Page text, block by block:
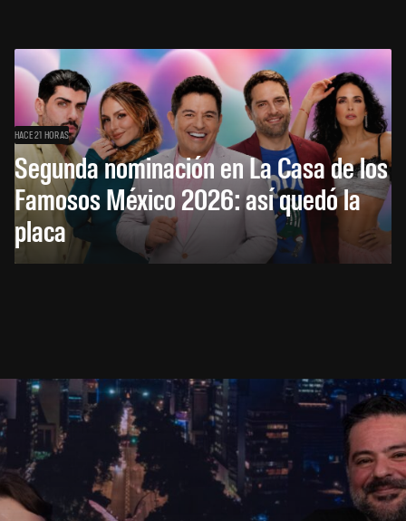
HACE 21 HORAS
Segunda nominación en La Casa de los
Famosos México 2026: así quedó la
placa